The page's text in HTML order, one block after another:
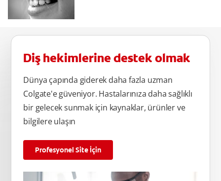
Diş hekimlerine destek olmak
Dünya çapında giderek daha fazla uzman
Colgate'e güveniyor. Hastalarınıza daha sağlıklı
bir gelecek sunmak için kaynaklar, ürünler ve
bilgilere ulaşın
Profesyonel Site İçin